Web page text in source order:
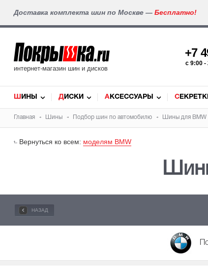
Доставка комплекта шин по Москве — Бесплатно!
интернет-магазин шин и дисков
+7
c 9:00 -
ШИНЫ ДИСКИ АКСЕССУАРЫ
Главная Шины Подбор шин по автомобилю Шины для BMW
Вернуться ко всем: моделям BMW
НАЗАД